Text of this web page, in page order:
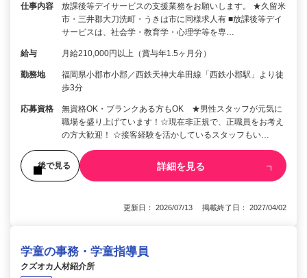
仕事内容
放課後等デイサービスの支援業務をお願いします。 ★久留米
市・三井郡大刀洗町・うきは市に同様求人有 ■放課後等デイ
サービスは、社会学・教育学・心理学等を専…
給与 月給210,000円以上（賞与年1.5ヶ月分）
勤務地
福岡県小郡市小郡／西鉄天神大牟田線「西鉄小郡駅」より徒
歩3分
応募資格
無資格OK・ブランクある方もOK ★男性スタッフが元気に
職場を盛り上げています！☆現在非正規で、正職員をお考え
の方大歓迎！ ☆接客経験を活かしているスタッフもい…
後で見る 詳細を見る
更新日： 2026/07/13 掲載終了日： 2027/04/02
学童の事務・学童指導員
クズオカ人材紹介所